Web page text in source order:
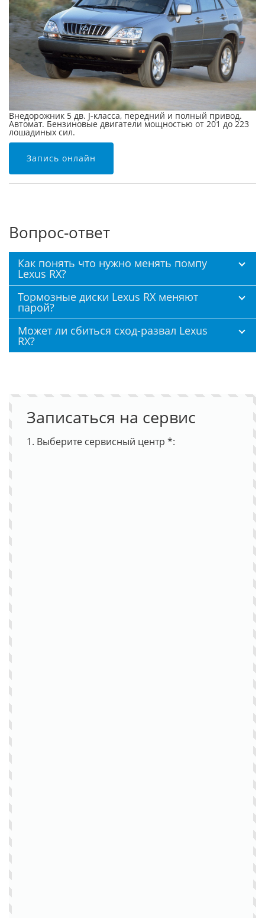
Внедорожник 5 дв. J-класса, передний и полный привод.
Автомат. Бензиновые двигатели мощностью от 201 до 223
лошадиных сил.
Запись онлайн
Вопрос-ответ
Как понять что нужно менять помпу
Lexus RX?
Тормозные диски Lexus RX меняют
парой?
Может ли сбиться сход-развал Lexus
RX?
Записаться на сервис
1. Выберите сервисный центр *: